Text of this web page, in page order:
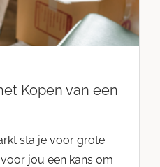
Kopen van een
sta je voor grote
jou een kans om